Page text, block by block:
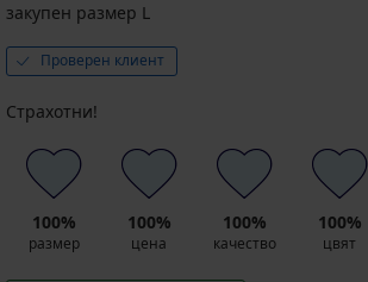
закупен размер L
Проверен клиент
Страхотни!
100%
размер
100%
цена
100%
качество
100%
цвят